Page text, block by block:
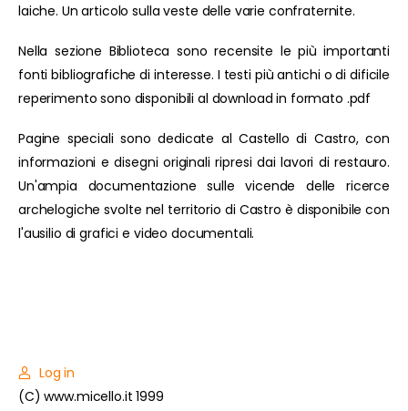
laiche. Un articolo sulla veste delle varie confraternite.
Nella sezione Biblioteca sono recensite le più importanti
fonti bibliografiche di interesse. I testi più antichi o di dificile
reperimento sono disponibili al download in formato .pdf
Pagine speciali sono dedicate al Castello di Castro, con
informazioni e disegni originali ripresi dai lavori di restauro.
Un'ampia documentazione sulle vicende delle ricerce
archelogiche svolte nel territorio di Castro è disponibile con
l'ausilio di grafici e video documentali.
Log in
(C) www.micello.it 1999